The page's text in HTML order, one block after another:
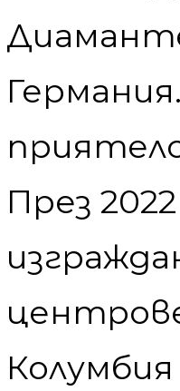
През